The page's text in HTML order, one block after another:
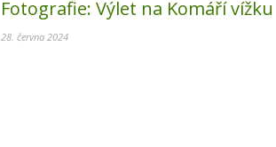
Fotografie: Výlet na Komáří vížku
28. června 2024